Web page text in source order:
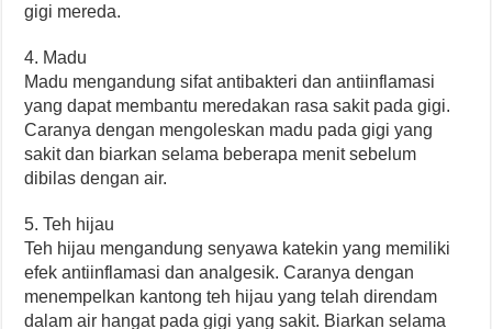
gigi mereda.
4. Madu
Madu mengandung sifat antibakteri dan antiinflamasi
yang dapat membantu meredakan rasa sakit pada gigi.
Caranya dengan mengoleskan madu pada gigi yang
sakit dan biarkan selama beberapa menit sebelum
dibilas dengan air.
5. Teh hijau
Teh hijau mengandung senyawa katekin yang memiliki
efek antiinflamasi dan analgesik. Caranya dengan
menempelkan kantong teh hijau yang telah direndam
dalam air hangat pada gigi yang sakit. Biarkan selama